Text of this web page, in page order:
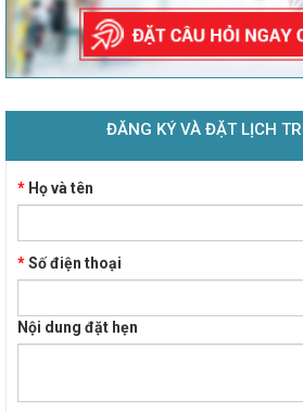
ĐĂNG KÝ VÀ ĐẶT LỊCH
* Họ và tên
*Số điện thoại
Nội dung đặt hẹn